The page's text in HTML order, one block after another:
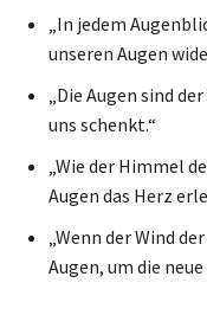
„In jedem
unseren Augen
„Die Augen sind
uns schenkt.“
„Wie der Himmel
Augen das Herz
„Wenn der Wind
Augen, um die